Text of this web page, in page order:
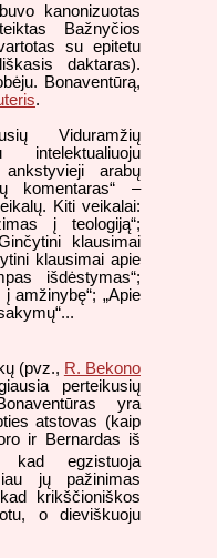
kanonizuotas
Bažnyčios
su epitetu
daktaras).
Bonaventūrą,
.
Viduramžių
intelektualiuoju
arabų
komentaras“ –
Kiti veikalai:
į teologiją“;
klausimai
klausimai apie
išdėstymas“;
į amžinybę“; „Apie
(pvz., R. Bekono
perteikusių
yra
atstovas (kaip
ir Bernardas iš
egzistuoja
jų pažinimas
krikščioniškos
o dieviškuoju